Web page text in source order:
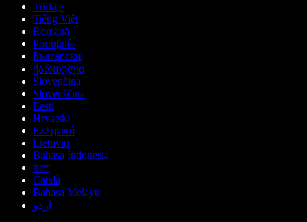
Türkçe
Tiếng Việt
Română
Português
Български
ქართული
Slovenčina
Slovenščina
Eesti
Hrvatski
Ελληνικά
Lietuvių
Bahasa Indonesia
বাংলা
Català
Bahasa Melayu
اردو